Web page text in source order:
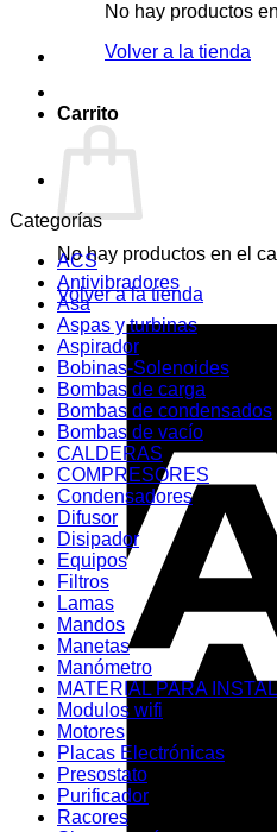
No hay productos
Volver a la tienda
Carrito
No hay productos en el
Volver a la tienda
Categorías
ACS
Antivibradores
Asa
Aspas y turbinas
Aspirador
Bobinas-Solenoides
Bombas de carga
Bombas de condensados
Bombas de vacío
CALDERAS
COMPRESORES
Condensadores
Difusor
Disipador
Equipos
Filtros
Lamas
Mandos
Manetas
Manómetro
MATERIAL PARA
Modulos wifi
Motores
Placas Electrónicas
Presostato
Purificador
Racores